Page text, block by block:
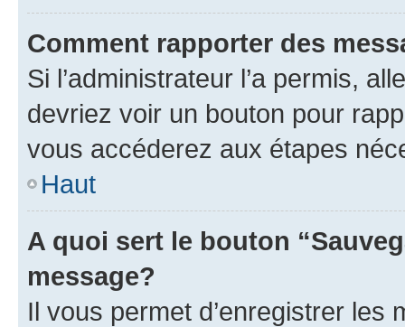
Comment rapporter des
Si l’administrateur l’a permis,
devriez voir un bouton pour
vous accéderez aux étapes
Haut
A quoi sert le bouton
message?
Il vous permet d’enregistrer